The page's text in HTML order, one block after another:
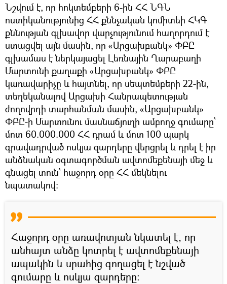
Նշվում է, որ հոկտեմբերի 6-ին ՀՀ ՆԳՆ
ոստիկանությունից ՀՀ քննչական կոմիտեի ՀԿԳ
քննության գլխավոր վարչությունում հաղորդում է
ստացվել այն մասին, որ «Արցախբանկ» ՓԲԸ
գլխամաս է ներկայացել Լեռնային Ղարաբաղի
Մարտունի քաղաքի «Արցախբանկ» ՓԲԸ
կառավարիչը և հայտնել, որ սեպտեմբերի 22-ին,
տեղեկանալով Արցախի Հանրապետության
ժողովրդի տարհանման մասին, «Արցախբանկ»
ՓԲԸ-ի Մարտունու մասնաճյուղի ամբողջ գումարը՝
մոտ 60.000.000 ՀՀ դրամ և մոտ 100 պարկ
գրավադրված ոսկյա զարդերը վերցրել և դրել է իր
անձնական օգտագործման ավտոմեքենայի մեջ և
գնացել տուն՝ հաջորդ օրը ՀՀ մեկնելու
նպատակով։
Հաջորդ օրը առավոտյան նկատել է, որ
անհայտ անձը կոտրել է ավտոմեքենայի
ապակին և սրահից գողացել է նշված
գումարը և ոսկյա զարդերը։